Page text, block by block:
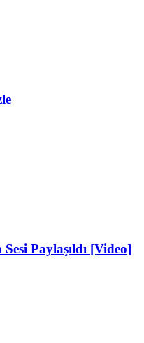
Paylaşıldı [Video]